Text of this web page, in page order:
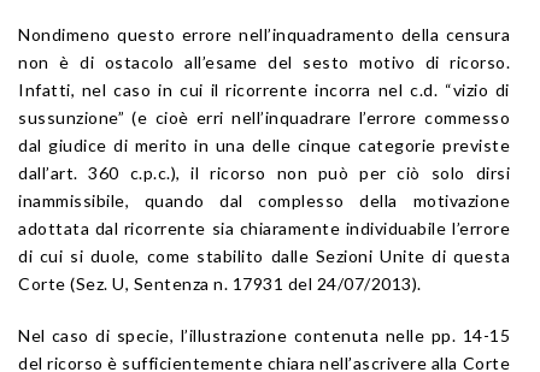
Nondimeno questo errore nell’inquadramento della censura
non è di ostacolo all’esame del sesto motivo di ricorso.
Infatti, nel caso in cui il ricorrente incorra nel c.d. “vizio di
sussunzione” (e cioè erri nell’inquadrare l’errore commesso
dal giudice di merito in una delle cinque categorie previste
dall’art. 360 c.p.c.), il ricorso non può per ciò solo dirsi
inammissibile, quando dal complesso della motivazione
adottata dal ricorrente sia chiaramente individuabile l’errore
di cui si duole, come stabilito dalle Sezioni Unite di questa
Corte (Sez. U, Sentenza n. 17931 del 24/07/2013).
Nel caso di specie, l’illustrazione contenuta nelle pp. 14-15
del ricorso è sufficientemente chiara nell’ascrivere alla Corte